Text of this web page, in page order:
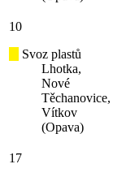
10
Svoz plastů
Lhotka,
Nové
Těchanovice,
Vítkov
(Opava)
17